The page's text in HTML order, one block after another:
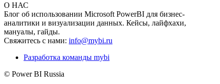
О НАС
Блог об использовании Microsoft PowerBI для бизнес-
аналитики и визуализации данных. Кейсы, лайфхахи,
мануалы, гайды.
Свяжитесь с нами: info@mybi.ru
Разработка команды mybi
© Power BI Russia